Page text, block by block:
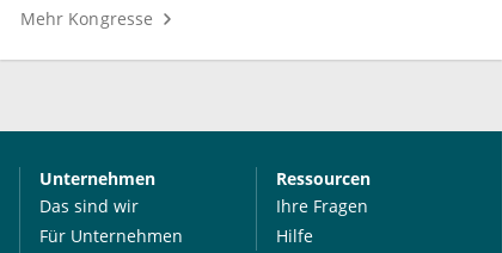
Mehr Kongresse
Unternehmen
Das sind wir
Für Unternehmen
Ressourcen
Ihre Fragen
Hilfe